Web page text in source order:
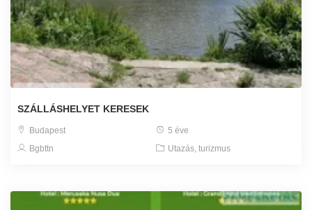
SZÁLLÁSHELYET KERESEK
Budapest
5 éve
Bgbttn
Utazás, turizmus